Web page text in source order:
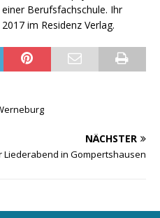
Berufsfachschule. Ihr
im Residenz Verlag.
NÄCHSTER
Liederabend in Gompertshausen